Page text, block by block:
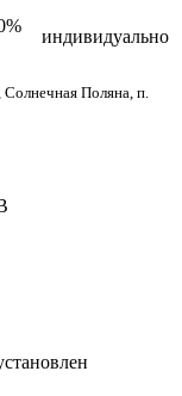
индивидуально
Солнечная Поляна, п.